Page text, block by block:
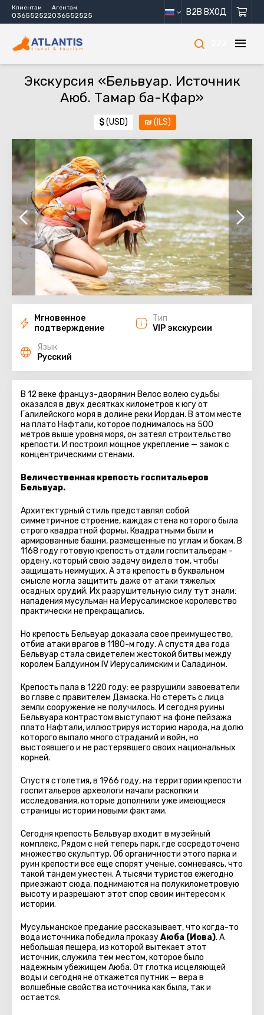
Клиентам
036552522
Агентам
036552525 B2B ВХОД
Экскурсия «Бельвуар. Источник
Аюб. Тамар ба-Кфар»
$(USD) ₪ (ILS)
Мгновенное
подтверждение
Тип
VIP экскурсии
Язык
Русский
В 12 веке француз-дворянин Велос волею судьбы
оказался в двух десятках километров к югу от
Галилейского моря в долине реки Иордан. В этом месте
на плато Нафтали, которое поднималось на 500
метров выше уровня моря, он затеял строительство
крепости. И построил мощное укрепление — замок с
концентрическими стенами.
Величественная крепость госпитальеров
Бельвуар.
Архитектурный стиль представлял собой
симметричное строение, каждая стена которого была
строго квадратной формы. Квадратными были и
армированные башни, размещенные по углам и бокам. В
1168 году готовую крепость отдали госпитальерам -
ордену, который свою задачу видел в том, чтобы
защищать неимущих. А эта крепость в буквальном
смысле могла защитить даже от атаки тяжелых
осадных орудий. Их разрушительную силу тут знали:
нападения мусульман на Иерусалимское королевство
практически не прекращались.
Но крепость Бельвуар доказала свое преимущество,
отбив атаки врагов в 1180-м году. А спустя два года
Бельвуар стала свидетелем жестокой битвы между
королем Балдуином IV Иерусалимским и Саладином.
Крепость пала в 1220 году: ее разрушили завоеватели
во главе с правителем Дамаска. Но стереть с лица
земли сооружение не получилось. И сегодня руины
Бельвуара контрастом выступают на фоне пейзажа
плато Нафтали, иллюстрируя историю народа, на долю
которого выпало много страданий и войн, но
выстоявшего и не растерявшего своих национальных
корней.
Спустя столетия, в 1966 году, на территории крепости
госпитальеров археологи начали раскопки и
исследования, которые дополнили уже имеющиеся
страницы истории новыми фактами.
Сегодня крепость Бельвуар входит в музейный
комплекс. Рядом с ней теперь парк, где сосредоточено
множество скульптур. Об органичности этого парка и
руин крепости все еще спорят ученые, сомневаясь, что
такой тандем уместен. А тысячи туристов ежегодно
приезжают сюда, поднимаются на полукилометровую
высоту и разрешают этот спор своим интересом к
истории.
Мусульманское предание рассказывает, что когда-то
вода источника победила проказуАюба (Иова). А
небольшая пещера, из которой вытекает этот
источник, служила тем местом, которое было
надежным убежищем Аюба. От глотка исцеляющей
воды и сегодня не откажется путник — вера в
волшебные свойства источника как была, так и
остается.